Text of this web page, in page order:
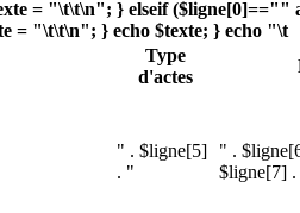
= "\t\t\n"; } elseif
= "\t\t\n"; } echo $texte; } echo "\t
Type
d'actes
" . $ligne[5]
. "
" .
$ligne[7]